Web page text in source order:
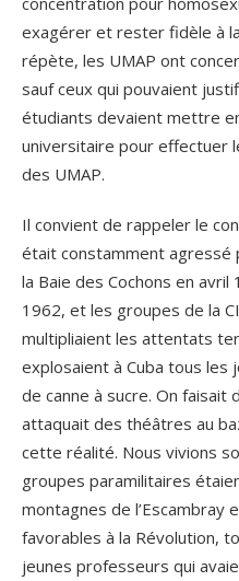
exagérer et rester fidèle à
répète, les UMAP ont
sauf ceux qui pouvaient
étudiants devaient mettre
universitaire pour effectuer
des UMAP.
Il convient de rappeler le
était constamment agressé
la Baie des Cochons en
1962, et les groupes de la
multipliaient les attentats
explosaient à Cuba tous les
de canne à sucre. On faisait
attaquait des théâtres au
cette réalité. Nous vivions
groupes paramilitaires
montagnes de l’Escambray
favorables à la Révolution,
jeunes professeurs qui